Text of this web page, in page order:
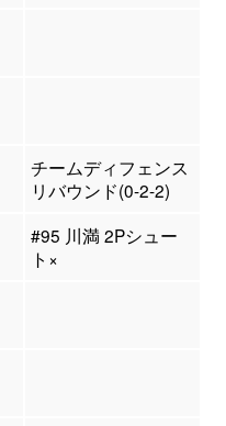
チームディフェンス
リバウンド(0-2-2)
#95 川満 2Pシュー
ト×